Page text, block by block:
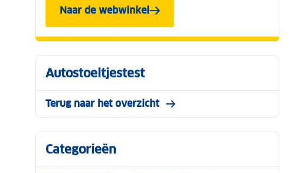
Naar de webwinkel
Autostoeltjestest
Terug naar het overzicht
Categorieën